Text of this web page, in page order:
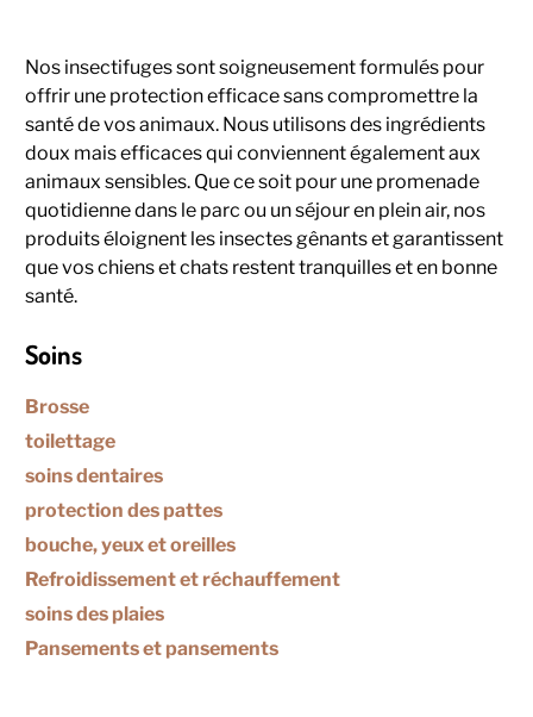
Soins
Brosse
toilettage
soins dentaires
protection des pattes
bouche, yeux et oreilles
Refroidissement et réchauffement
soins des plaies
Pansements et pansements
Nos insectifuges sont soigneusement formulés pour
offrir une protection efficace sans compromettre la
santé de vos animaux. Nous utilisons des ingrédients
doux mais efficaces qui conviennent également aux
animaux sensibles. Que ce soit pour une promenade
quotidienne dans le parc ou un séjour en plein air, nos
produits éloignent les insectes gênants et garantissent
que vos chiens et chats restent tranquilles et en bonne
santé.